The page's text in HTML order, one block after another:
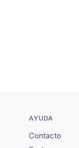
AYUDA
Contacto